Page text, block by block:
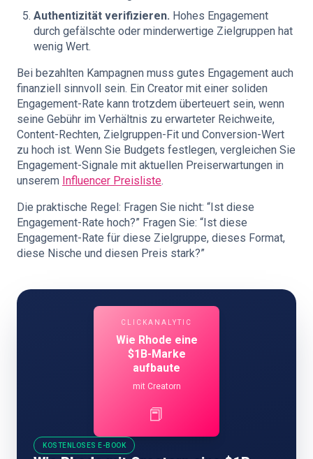
Authentizität verifizieren. Hohes Engagement
durch gefälschte oder minderwertige Zielgruppen hat
wenig Wert.
Bei bezahlten Kampagnen muss gutes Engagement auch
finanziell sinnvoll sein. Ein Creator mit einer soliden
Engagement-Rate kann trotzdem überteuert sein, wenn
seine Gebühr im Verhältnis zu erwarteter Reichweite,
Content-Rechten, Zielgruppen-Fit und Conversion-Wert
zu hoch ist. Wenn Sie Budgets festlegen, vergleichen Sie
Engagement-Signale mit aktuellen Preiserwartungen in
unserem Influencer Preisliste.
Die praktische Regel: Fragen Sie nicht: “Ist diese
Engagement-Rate hoch?” Fragen Sie: “Ist diese
Engagement-Rate für diese Zielgruppe, dieses Format,
diese Nische und diesen Preis stark?”
CLICKANALYTIC
Wie Rhode eine
$1B-Marke
aufbaute
mit Creatorn
📕
KOSTENLOSES E-BOOK